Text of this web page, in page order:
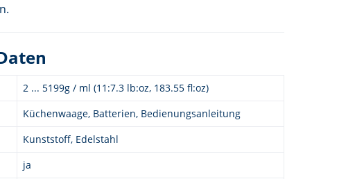
2 ... 5199g / ml (11:7.3 lb:oz, 183.55 fl:oz)
Küchenwaage, Batterien, Bedienungsanleitung
Kunststoff, Edelstahl
ja